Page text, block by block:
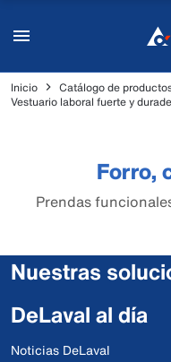
Inicio Catálogo de
Vestuario laboral fuerte y
Forro,
Prendas
Nuestras
DeLaval al día
Noticias DeLaval